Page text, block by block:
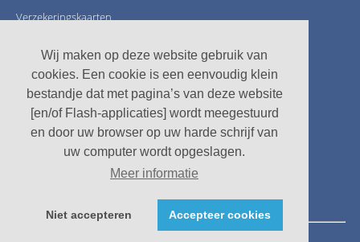
Wij maken op deze website gebruik van
cookies. Een cookie is een eenvoudig klein
bestandje dat met pagina’s van deze website
[en/of Flash-applicaties] wordt meegestuurd
en door uw browser op uw harde schrijf van
uw computer wordt opgeslagen.
Meer informatie
Niet accepteren Accepteer cookies
Verzekeringskaarten
Schadeformulieren
Wij ondersteunen: